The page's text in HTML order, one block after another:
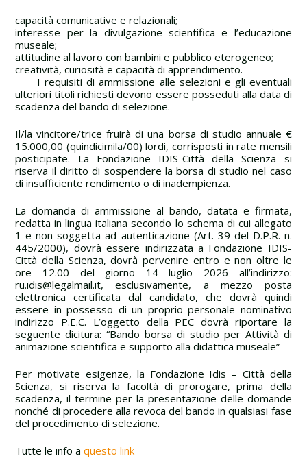
capacità comunicative e relazionali;
interesse per la divulgazione scientifica e l’educazione
museale;
attitudine al lavoro con bambini e pubblico eterogeneo;
creatività, curiosità e capacità di apprendimento.
I requisiti di ammissione alle selezioni e gli eventuali
ulteriori titoli richiesti devono essere posseduti alla data di
scadenza del bando di selezione.
Il/la vincitore/trice fruirà di una borsa di studio annuale €
15.000,00 (quindicimila/00) lordi, corrisposti in rate mensili
posticipate. La Fondazione IDIS-Città della Scienza si
riserva il diritto di sospendere la borsa di studio nel caso
di insufficiente rendimento o di inadempienza.
La domanda di ammissione al bando, datata e firmata,
redatta in lingua italiana secondo lo schema di cui allegato
1 e non soggetta ad autenticazione (Art. 39 del D.P.R. n.
445/2000), dovrà essere indirizzata a Fondazione IDIS-
Città della Scienza, dovrà pervenire entro e non oltre le
ore 12.00 del giorno 14 luglio 2026 all’indirizzo:
ru.idis@legalmail.it, esclusivamente, a mezzo posta
elettronica certificata dal candidato, che dovrà quindi
essere in possesso di un proprio personale nominativo
indirizzo P.E.C. L’oggetto della PEC dovrà riportare la
seguente dicitura: “Bando borsa di studio per Attività di
animazione scientifica e supporto alla didattica museale”
Per motivate esigenze, la Fondazione Idis – Città della
Scienza, si riserva la facoltà di prorogare, prima della
scadenza, il termine per la presentazione delle domande
nonché di procedere alla revoca del bando in qualsiasi fase
del procedimento di selezione.
Tutte le info aquesto link